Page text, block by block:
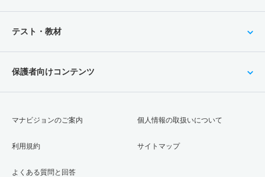
テスト・教材
保護者向けコンテンツ
マナビジョンのご案内
利用規約
よくある質問と回答
個人情報の取扱いについて
サイトマップ